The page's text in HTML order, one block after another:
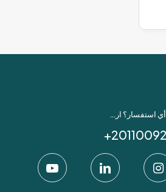
هل لديك أي استفسار؟ ارسل لنا عبر واتساب!